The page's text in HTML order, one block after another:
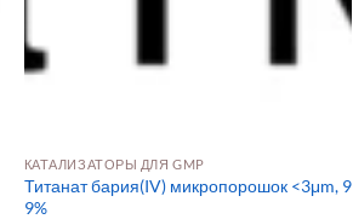
КАТАЛИЗАТОРЫ ДЛЯ GMP
Титанат бария(IV) микропорошок <3μm, 9
9%